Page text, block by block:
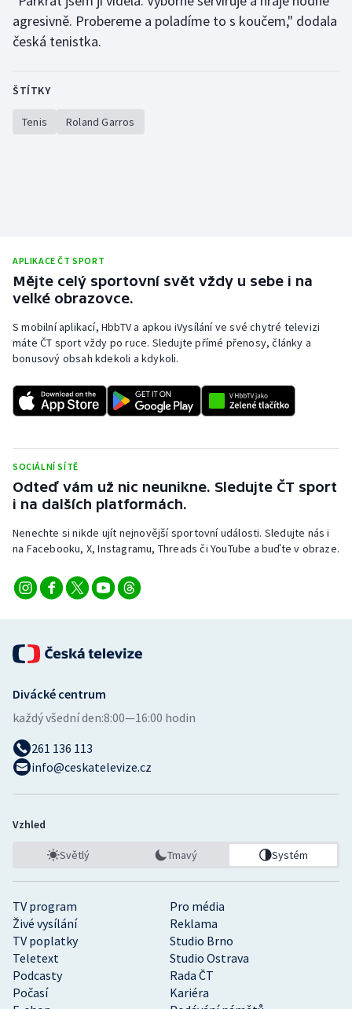
agresivně. Probereme a poladíme to s koučem," dodala
česká tenistka.
ŠTÍTKY
Tenis Roland Garros
APLIKACE ČT SPORT
Mějte celý sportovní svět vždy u sebe i na
velké obrazovce.
S mobilní aplikací, HbbTV a apkou iVysílání ve své chytré televizi
máte ČT sport vždy po ruce. Sledujte přímé přenosy, články a
bonusový obsah kdekoli a kdykoli.
SOCIÁLNÍ SÍTĚ
Odteď vám už nic neunikne. Sledujte ČT sport
i na dalších platformách.
Nenechte si nikde ujít nejnovější sportovní události. Sledujte nás i
na Facebooku, X, Instagramu, Threads či YouTube a buďte v obraze.
TV program
Pro média
Živé vysílání
Reklama
TV poplatky
Studio Brno
Teletext
Studio Ostrava
Podcasty
Rada ČT
Počasí
Kariéra
Divácké centrum
každý všední den:8:00—16:00 hodin
261 136 113
info@ceskatelevize.cz
Vzhled
Světlý Tmavý Systém